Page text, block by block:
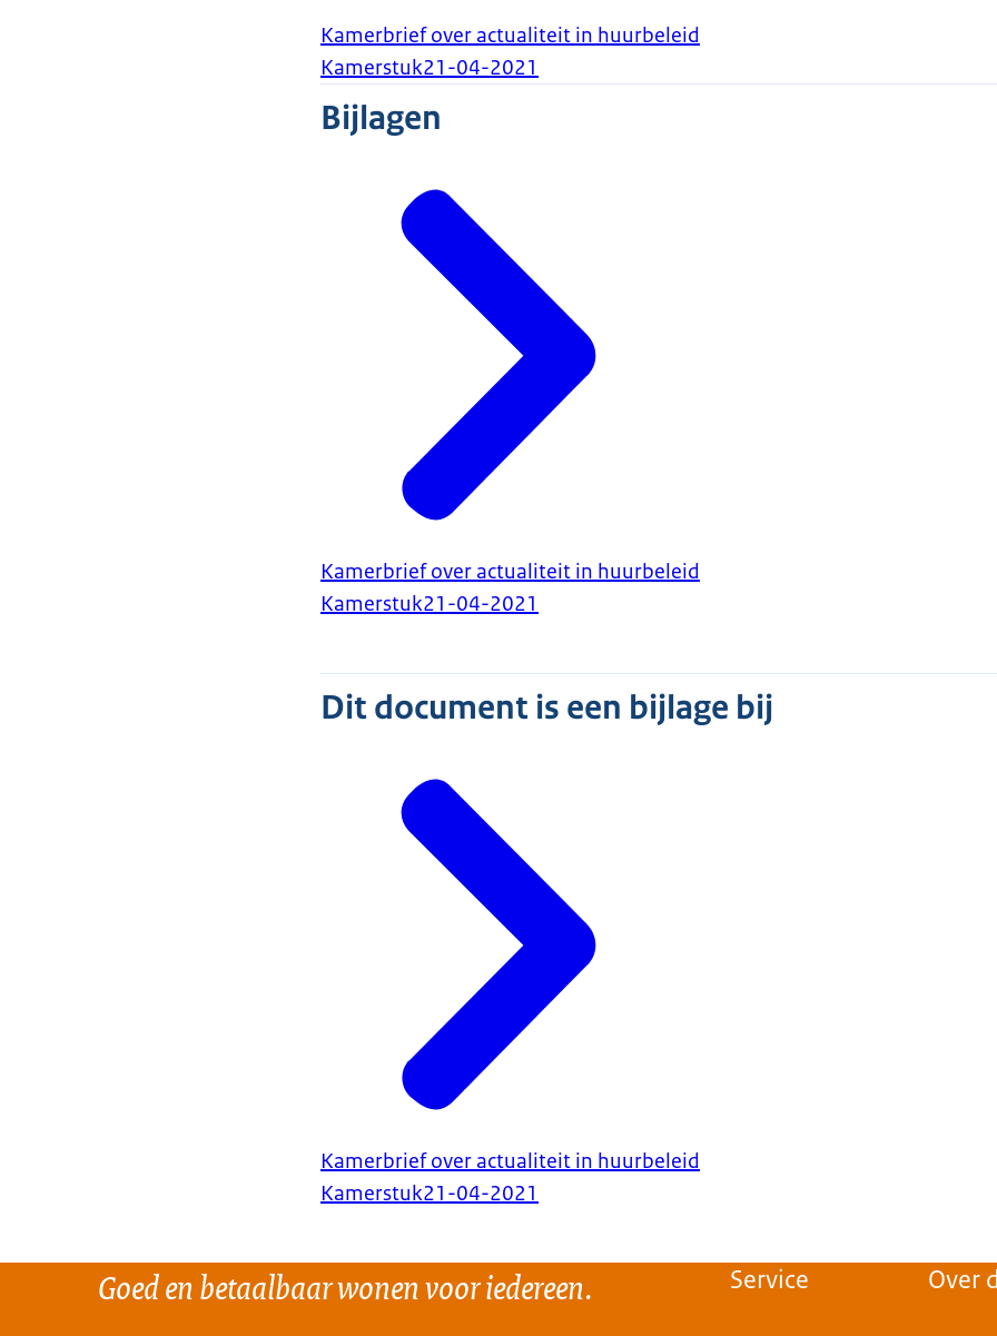
Kamerbrief over actualiteit in huurbeleid
Kamerstuk21-04-2021
Bijlagen
Kamerbrief over actualiteit in huurbeleid
Kamerstuk21-04-2021
Dit document is een bijlage bij
Kamerbrief over actualiteit in huurbeleid
Kamerstuk21-04-2021
Goed en betaalbaar wonen voor iedereen. Service Over